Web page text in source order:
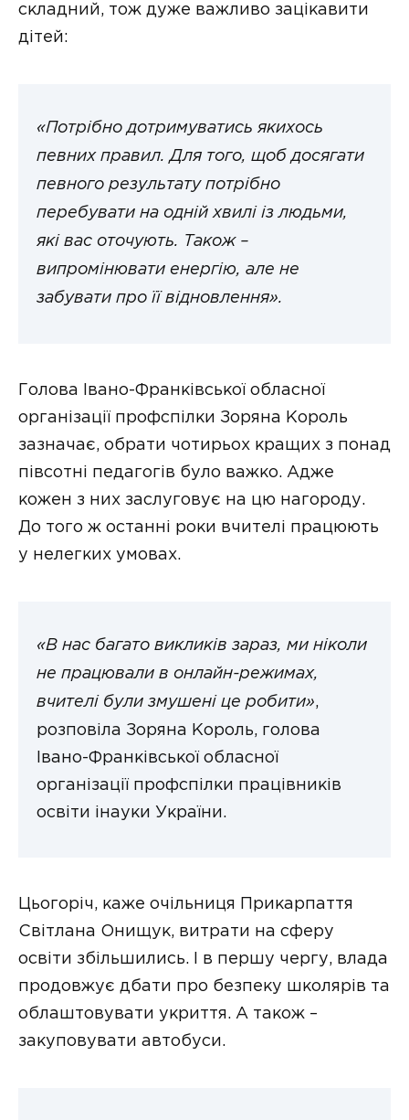
складний, тож дуже важливо зацікавити
дітей:
«Потрібно дотримуватись якихось
певних правил. Для того, щоб досягати
певного результату потрібно
перебувати на одній хвилі із людьми,
які вас оточують. Також –
випромінювати енергію, але не
забувати про її відновлення».
Голова Івано-Франківської обласної
організації профспілки Зоряна Король
зазначає, обрати чотирьох кращих з понад
півсотні педагогів було важко. Адже
кожен з них заслуговує на цю нагороду.
До того ж останні роки вчителі працюють
у нелегких умовах.
«В нас багато викликів зараз, ми ніколи
не працювали в онлайн-режимах,
вчителі були змушені це робити»,
розповіла Зоряна Король, голова
Івано-Франківської обласної
організації профспілки працівників
освіти інауки України.
Цьогоріч, каже очільниця Прикарпаття
Світлана Онищук, витрати на сферу
освіти збільшились. І в першу чергу, влада
продовжує дбати про безпеку школярів та
облаштовувати укриття. А також –
закуповувати автобуси.